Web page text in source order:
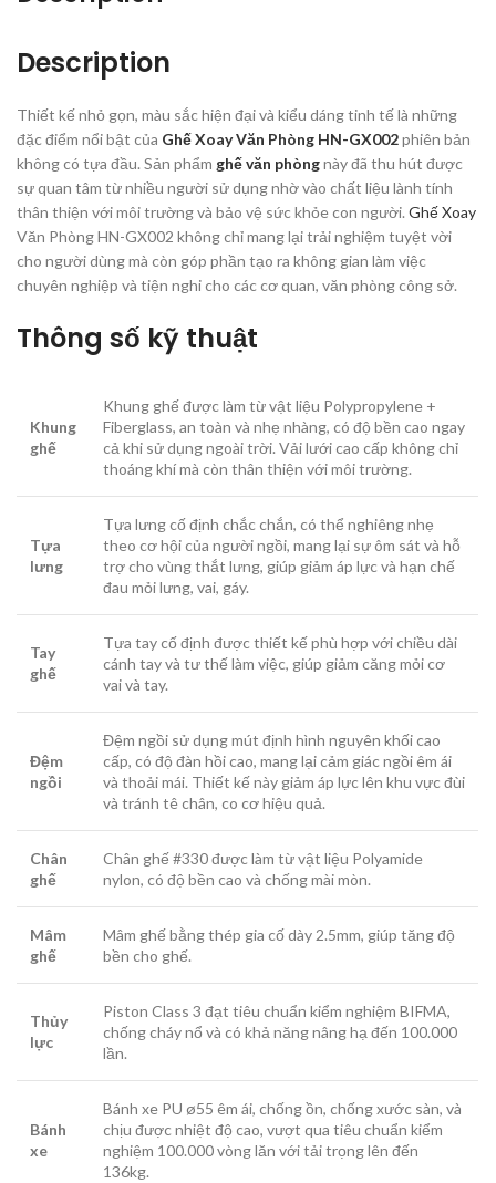
Description
Thiết kế nhỏ gọn, màu sắc hiện đại và kiểu dáng tinh tế là những
đặc điểm nổi bật của Ghế Xoay Văn Phòng HN-GX002phiên bản
không có tựa đầu. Sản phẩm ghế văn phòngnày đã thu hút được
sự quan tâm từ nhiều người sử dụng nhờ vào chất liệu lành tính
thân thiện với môi trường và bảo vệ sức khỏe con người.Ghế Xoay
Văn Phòng HN-GX002 không chỉ mang lại trải nghiệm tuyệt vời
cho người dùng mà còn góp phần tạo ra không gian làm việc
chuyên nghiệp và tiện nghi cho các cơ quan, văn phòng công sở.
Thông số kỹ thuật
Khung
ghế
Khung ghế được làm từ vật liệu Polypropylene +
Fiberglass, an toàn và nhẹ nhàng, có độ bền cao ngay
cả khi sử dụng ngoài trời. Vải lưới cao cấp không chỉ
thoáng khí mà còn thân thiện với môi trường.
Tựa
lưng
Tựa lưng cố định chắc chắn, có thể nghiêng nhẹ
theo cơ hội của người ngồi, mang lại sự ôm sát và hỗ
trợ cho vùng thắt lưng, giúp giảm áp lực và hạn chế
đau mỏi lưng, vai, gáy.
Tay
ghế
Tựa tay cố định được thiết kế phù hợp với chiều dài
cánh tay và tư thế làm việc, giúp giảm căng mỏi cơ
vai và tay.
Đệm
ngồi
Đệm ngồi sử dụng mút định hình nguyên khối cao
cấp, có độ đàn hồi cao, mang lại cảm giác ngồi êm ái
và thoải mái. Thiết kế này giảm áp lực lên khu vực đùi
và tránh tê chân, co cơ hiệu quả.
Chân
ghế
Chân ghế #330 được làm từ vật liệu Polyamide
nylon, có độ bền cao và chống mài mòn.
Mâm
ghế
Mâm ghế bằng thép gia cố dày 2.5mm, giúp tăng độ
bền cho ghế.
Thủy
lực
Piston Class 3 đạt tiêu chuẩn kiểm nghiệm BIFMA,
chống cháy nổ và có khả năng nâng hạ đến 100.000
lần.
Bánh
xe
Bánh xe PU ø55 êm ái, chống ồn, chống xước sàn, và
chịu được nhiệt độ cao, vượt qua tiêu chuẩn kiểm
nghiệm 100.000 vòng lăn với tải trọng lên đến
136kg.